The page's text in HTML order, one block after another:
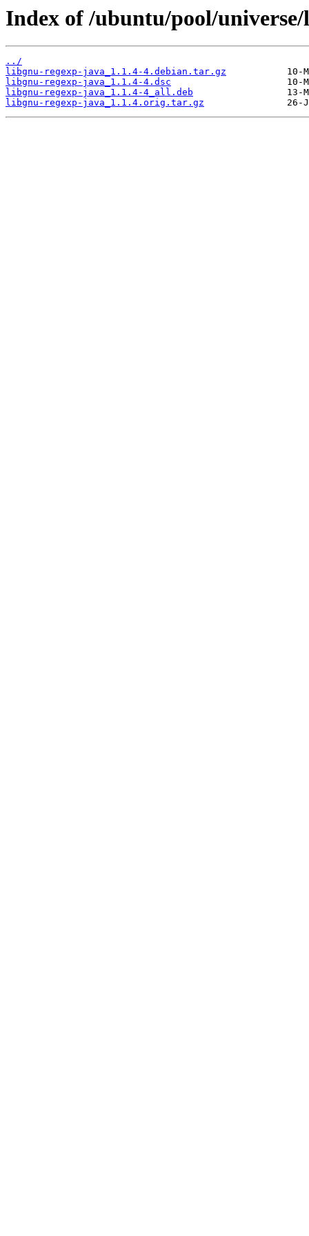
Index of /ubuntu/pool/
../
libgnu-regexp-java_1.1.4-4.debian.tar.gz
libgnu-regexp-java_1.1.4-4.dsc
libgnu-regexp-java_1.1.4-4_all.deb
libgnu-regexp-java_1.1.4.orig.tar.gz